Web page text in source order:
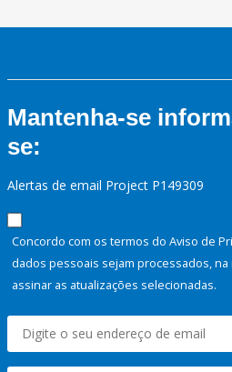
Mantenha-se
se:
Alertas de email Project P149309
Concordo com os termos do Aviso de
dados pessoais sejam processados,
assinar as atualizações selecionadas.